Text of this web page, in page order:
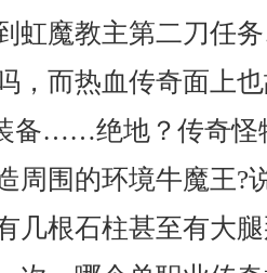
虹魔教主第二刀任
，而热血传奇面上
备……绝地？传奇怪
周围的环境牛魔王?
几根石柱甚至有大